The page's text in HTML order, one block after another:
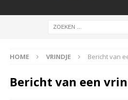
HOME VRINDJE Bericht van
Bericht van een